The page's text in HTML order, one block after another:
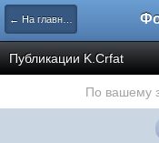
← На главную
Публикации K.Crfat
По вашему